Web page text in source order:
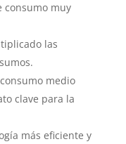
consumo muy
las
medio
clave para la
más eficiente y